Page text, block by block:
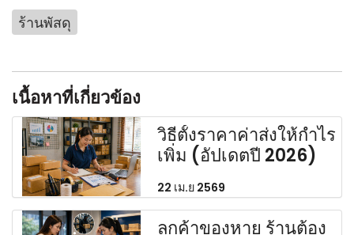
ร้านพัสดุ
เนื้อหาที่เกี่ยวข้อง
วิธีตั้งราคาค่าส่งให้กำไร
เพิ่ม (อัปเดตปี 2026)
22 เม.ย 2569
ลูกค้าของหาย ร้านต้อง